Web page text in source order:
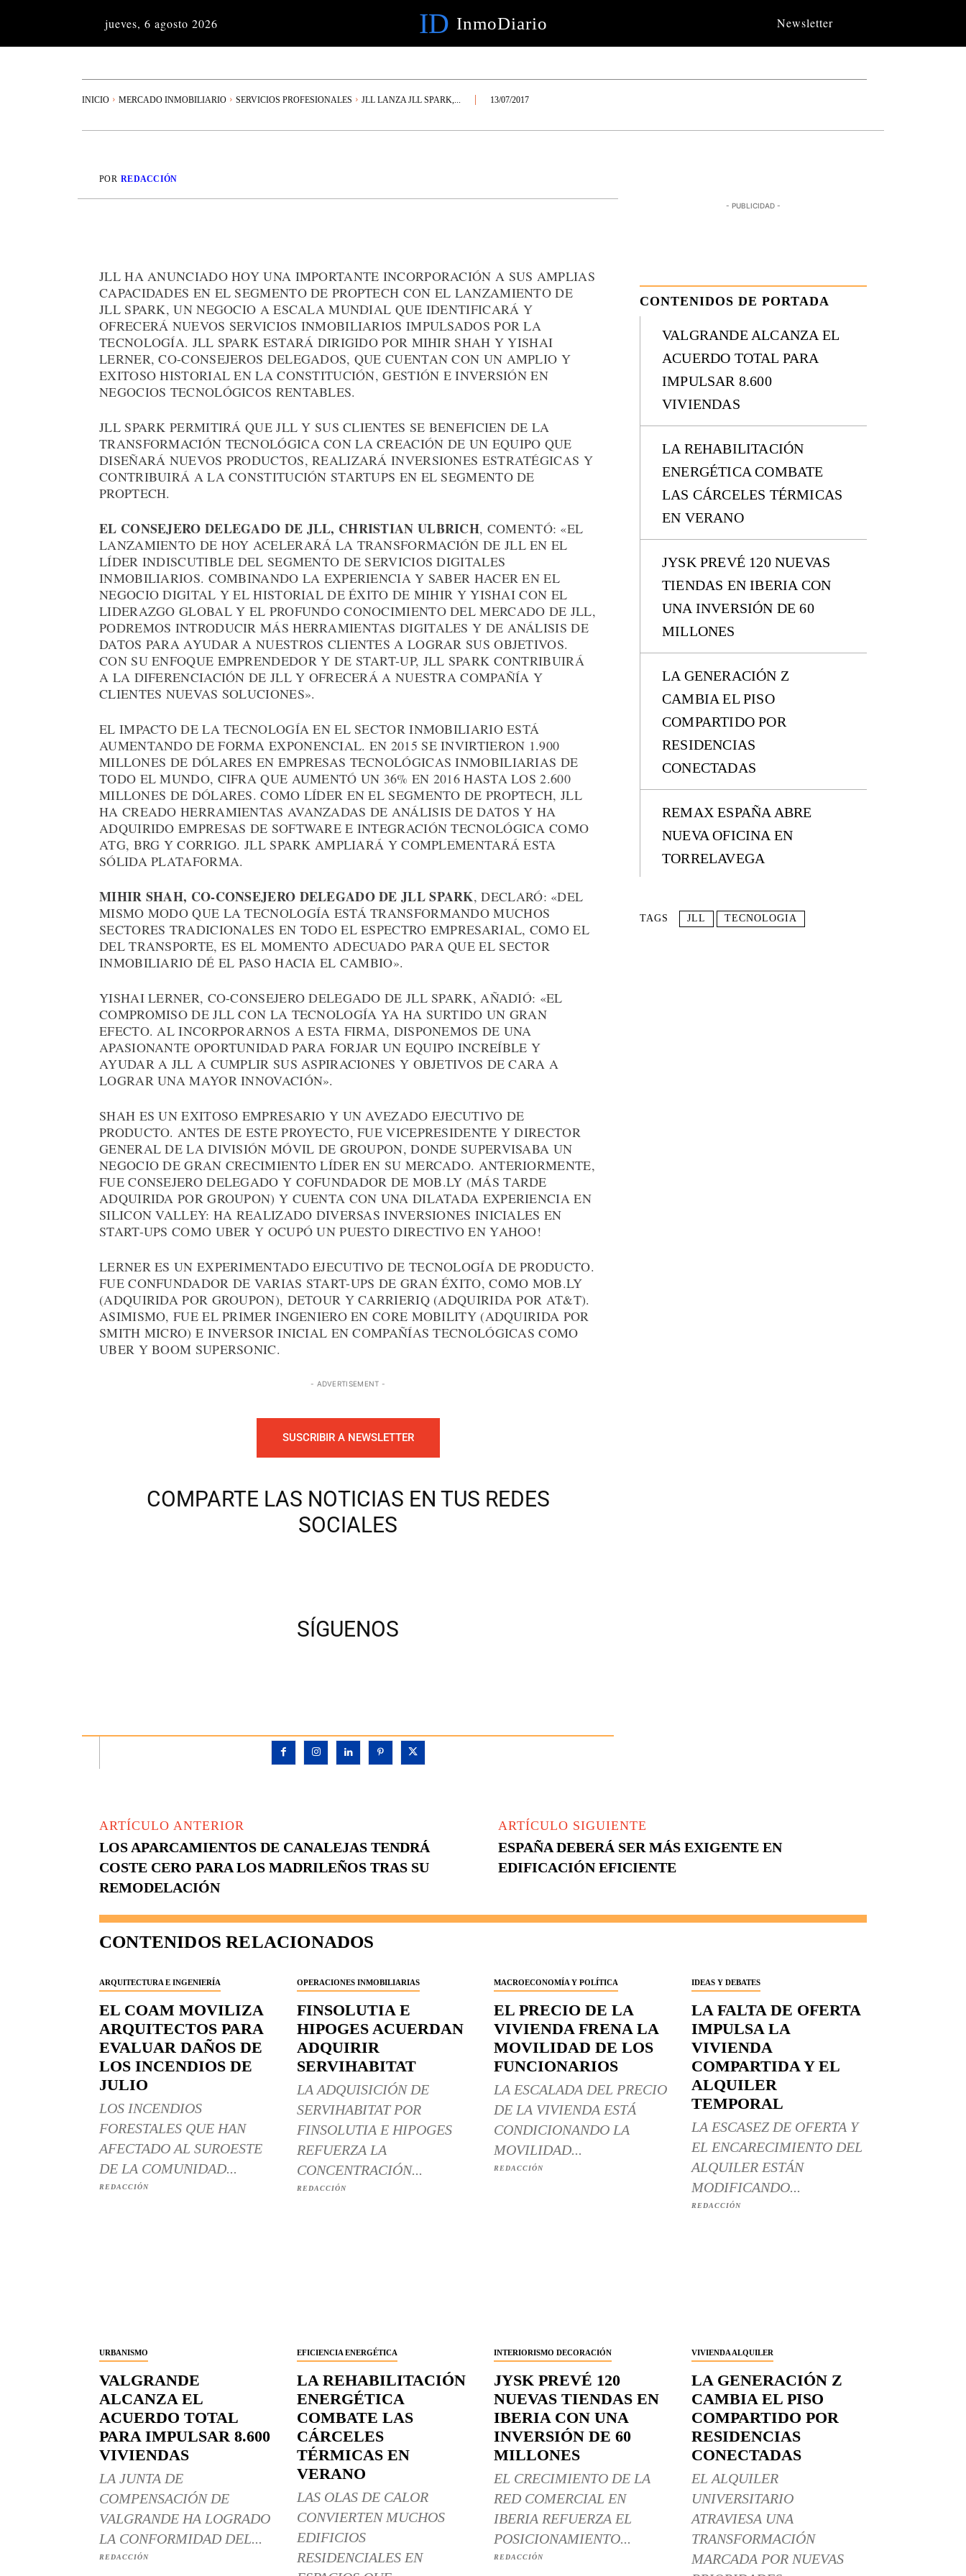
jueves, 6 agosto 2026 ID InmoDiario Newsletter
INICIO MERCADO INMOBILIARIO SERVICIOS PROFESIONALES JLL LANZA JLL SPARK,... 13/07/2017
POR REDACCIÓN
JLL HA ANUNCIADO HOY UNA IMPORTANTE INCORPORACIÓN A SUS AMPLIAS
CAPACIDADES EN EL SEGMENTO DE PROPTECH CON EL LANZAMIENTO DE
JLL SPARK, UN NEGOCIO A ESCALA MUNDIAL QUE IDENTIFICARÁ Y
OFRECERÁ NUEVOS SERVICIOS INMOBILIARIOS IMPULSADOS POR LA
TECNOLOGÍA. JLL SPARK ESTARÁ DIRIGIDO POR MIHIR SHAH Y YISHAI
LERNER, CO-CONSEJEROS DELEGADOS, QUE CUENTAN CON UN AMPLIO Y
EXITOSO HISTORIAL EN LA CONSTITUCIÓN, GESTIÓN E INVERSIÓN EN
NEGOCIOS TECNOLÓGICOS RENTABLES.
JLL SPARK PERMITIRÁ QUE JLL Y SUS CLIENTES SE BENEFICIEN DE LA
TRANSFORMACIÓN TECNOLÓGICA CON LA CREACIÓN DE UN EQUIPO QUE
DISEÑARÁ NUEVOS PRODUCTOS, REALIZARÁ INVERSIONES ESTRATÉGICAS Y
CONTRIBUIRÁ A LA CONSTITUCIÓN STARTUPS EN EL SEGMENTO DE
PROPTECH.
EL CONSEJERO DELEGADO DE JLL, CHRISTIAN ULBRICH, COMENTÓ: «EL
LANZAMIENTO DE HOY ACELERARÁ LA TRANSFORMACIÓN DE JLL EN EL
LÍDER INDISCUTIBLE DEL SEGMENTO DE SERVICIOS DIGITALES
INMOBILIARIOS. COMBINANDO LA EXPERIENCIA Y SABER HACER EN EL
NEGOCIO DIGITAL Y EL HISTORIAL DE ÉXITO DE MIHIR Y YISHAI CON EL
LIDERAZGO GLOBAL Y EL PROFUNDO CONOCIMIENTO DEL MERCADO DE JLL,
PODREMOS INTRODUCIR MÁS HERRAMIENTAS DIGITALES Y DE ANÁLISIS DE
DATOS PARA AYUDAR A NUESTROS CLIENTES A LOGRAR SUS OBJETIVOS.
CON SU ENFOQUE EMPRENDEDOR Y DE START-UP, JLL SPARK CONTRIBUIRÁ
A LA DIFERENCIACIÓN DE JLL Y OFRECERÁ A NUESTRA COMPAÑÍA Y
CLIENTES NUEVAS SOLUCIONES».
EL IMPACTO DE LA TECNOLOGÍA EN EL SECTOR INMOBILIARIO ESTÁ
AUMENTANDO DE FORMA EXPONENCIAL. EN 2015 SE INVIRTIERON 1.900
MILLONES DE DÓLARES EN EMPRESAS TECNOLÓGICAS INMOBILIARIAS DE
TODO EL MUNDO, CIFRA QUE AUMENTÓ UN 36% EN 2016 HASTA LOS 2.600
MILLONES DE DÓLARES. COMO LÍDER EN EL SEGMENTO DE PROPTECH, JLL
HA CREADO HERRAMIENTAS AVANZADAS DE ANÁLISIS DE DATOS Y HA
ADQUIRIDO EMPRESAS DE SOFTWARE E INTEGRACIÓN TECNOLÓGICA COMO
ATG, BRG Y CORRIGO. JLL SPARK AMPLIARÁ Y COMPLEMENTARÁ ESTA
SÓLIDA PLATAFORMA.
MIHIR SHAH, CO-CONSEJERO DELEGADO DE JLL SPARK, DECLARÓ: «DEL
MISMO MODO QUE LA TECNOLOGÍA ESTÁ TRANSFORMANDO MUCHOS
SECTORES TRADICIONALES EN TODO EL ESPECTRO EMPRESARIAL, COMO EL
DEL TRANSPORTE, ES EL MOMENTO ADECUADO PARA QUE EL SECTOR
INMOBILIARIO DÉ EL PASO HACIA EL CAMBIO».
YISHAI LERNER, CO-CONSEJERO DELEGADO DE JLL SPARK, AÑADIÓ: «EL
COMPROMISO DE JLL CON LA TECNOLOGÍA YA HA SURTIDO UN GRAN
EFECTO. AL INCORPORARNOS A ESTA FIRMA, DISPONEMOS DE UNA
APASIONANTE OPORTUNIDAD PARA FORJAR UN EQUIPO INCREÍBLE Y
AYUDAR A JLL A CUMPLIR SUS ASPIRACIONES Y OBJETIVOS DE CARA A
LOGRAR UNA MAYOR INNOVACIÓN».
SHAH ES UN EXITOSO EMPRESARIO Y UN AVEZADO EJECUTIVO DE
PRODUCTO. ANTES DE ESTE PROYECTO, FUE VICEPRESIDENTE Y DIRECTOR
GENERAL DE LA DIVISIÓN MÓVIL DE GROUPON, DONDE SUPERVISABA UN
NEGOCIO DE GRAN CRECIMIENTO LÍDER EN SU MERCADO. ANTERIORMENTE,
FUE CONSEJERO DELEGADO Y COFUNDADOR DE MOB.LY (MÁS TARDE
ADQUIRIDA POR GROUPON) Y CUENTA CON UNA DILATADA EXPERIENCIA EN
SILICON VALLEY: HA REALIZADO DIVERSAS INVERSIONES INICIALES EN
START-UPS COMO UBER Y OCUPÓ UN PUESTO DIRECTIVO EN YAHOO!
LERNER ES UN EXPERIMENTADO EJECUTIVO DE TECNOLOGÍA DE PRODUCTO.
FUE CONFUNDADOR DE VARIAS START-UPS DE GRAN ÉXITO, COMO MOB.LY
(ADQUIRIDA POR GROUPON), DETOUR Y CARRIERIQ (ADQUIRIDA POR AT&T).
ASIMISMO, FUE EL PRIMER INGENIERO EN CORE MOBILITY (ADQUIRIDA POR
SMITH MICRO) E INVERSOR INICIAL EN COMPAÑÍAS TECNOLÓGICAS COMO
UBER Y BOOM SUPERSONIC.
- ADVERTISEMENT -
SUSCRIBIR A NEWSLETTER
COMPARTE LAS NOTICIAS EN TUS REDES
SOCIALES
SÍGUENOS
- PUBLICIDAD -
CONTENIDOS DE PORTADA
VALGRANDE ALCANZA EL
ACUERDO TOTAL PARA
IMPULSAR 8.600
VIVIENDAS
LA REHABILITACIÓN
ENERGÉTICA COMBATE
LAS CÁRCELES TÉRMICAS
EN VERANO
JYSK PREVÉ 120 NUEVAS
TIENDAS EN IBERIA CON
UNA INVERSIÓN DE 60
MILLONES
LA GENERACIÓN Z
CAMBIA EL PISO
COMPARTIDO POR
RESIDENCIAS
CONECTADAS
REMAX ESPAÑA ABRE
NUEVA OFICINA EN
TORRELAVEGA
TAGS JLL TECNOLOGIA
ARTÍCULO ANTERIOR
LOS APARCAMIENTOS DE CANALEJAS TENDRÁ
COSTE CERO PARA LOS MADRILEÑOS TRAS SU
REMODELACIÓN
ARTÍCULO SIGUIENTE
ESPAÑA DEBERÁ SER MÁS EXIGENTE EN
EDIFICACIÓN EFICIENTE
CONTENIDOS RELACIONADOS
ARQUITECTURA E INGENIERÍA
EL COAM MOVILIZA
ARQUITECTOS PARA
EVALUAR DAÑOS DE
LOS INCENDIOS DE
JULIO
LOS INCENDIOS
FORESTALES QUE HAN
AFECTADO AL SUROESTE
DE LA COMUNIDAD...
REDACCIÓN
OPERACIONES INMOBILIARIAS
FINSOLUTIA E
HIPOGES ACUERDAN
ADQUIRIR
SERVIHABITAT
LA ADQUISICIÓN DE
SERVIHABITAT POR
FINSOLUTIA E HIPOGES
REFUERZA LA
CONCENTRACIÓN...
REDACCIÓN
MACROECONOMÍA Y POLÍTICA
EL PRECIO DE LA
VIVIENDA FRENA LA
MOVILIDAD DE LOS
FUNCIONARIOS
LA ESCALADA DEL PRECIO
DE LA VIVIENDA ESTÁ
CONDICIONANDO LA
MOVILIDAD...
REDACCIÓN
IDEAS Y DEBATES
LA FALTA DE OFERTA
IMPULSA LA
VIVIENDA
COMPARTIDA Y EL
ALQUILER
TEMPORAL
LA ESCASEZ DE OFERTA Y
EL ENCARECIMIENTO DEL
ALQUILER ESTÁN
MODIFICANDO...
REDACCIÓN
URBANISMO
VALGRANDE
ALCANZA EL
ACUERDO TOTAL
PARA IMPULSAR 8.600
VIVIENDAS
LA JUNTA DE
COMPENSACIÓN DE
VALGRANDE HA LOGRADO
LA CONFORMIDAD DEL...
REDACCIÓN
EFICIENCIA ENERGÉTICA
LA REHABILITACIÓN
ENERGÉTICA
COMBATE LAS
CÁRCELES
TÉRMICAS EN
VERANO
LAS OLAS DE CALOR
CONVIERTEN MUCHOS
EDIFICIOS
RESIDENCIALES EN
INTERIORISMO DECORACIÓN
JYSK PREVÉ 120
NUEVAS TIENDAS EN
IBERIA CON UNA
INVERSIÓN DE 60
MILLONES
EL CRECIMIENTO DE LA
RED COMERCIAL EN
IBERIA REFUERZA EL
POSICIONAMIENTO...
REDACCIÓN
VIVIENDA ALQUILER
LA GENERACIÓN Z
CAMBIA EL PISO
COMPARTIDO POR
RESIDENCIAS
CONECTADAS
EL ALQUILER
UNIVERSITARIO
ATRAVIESA UNA
TRANSFORMACIÓN
MARCADA POR NUEVAS